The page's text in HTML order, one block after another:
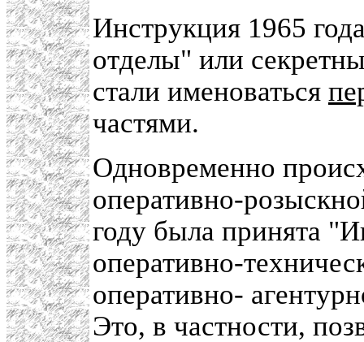
Инструкция 1965
отделы" или
стали именоваться
частями.
Одновременно
оперативно-
году была принята
оперативно-
оперативно-
Это, в частности,